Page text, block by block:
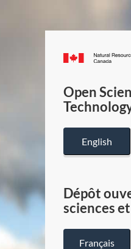
Open
English
Dépôt
sciences
Français